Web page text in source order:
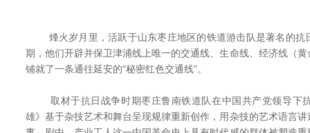
烽火岁月里，活跃于山东枣庄地区的铁道游击队是著名的抗
期，他们开辟并保卫津浦线上唯一的交通线、生命线、经济线（
铺就了一条通往延安的“秘密红色交通线”。
取材于抗日战争时期枣庄鲁南铁道队在中国共产党领导下
雄》基于杂技艺术和舞台呈现规律重新创作，用杂技的艺术语言